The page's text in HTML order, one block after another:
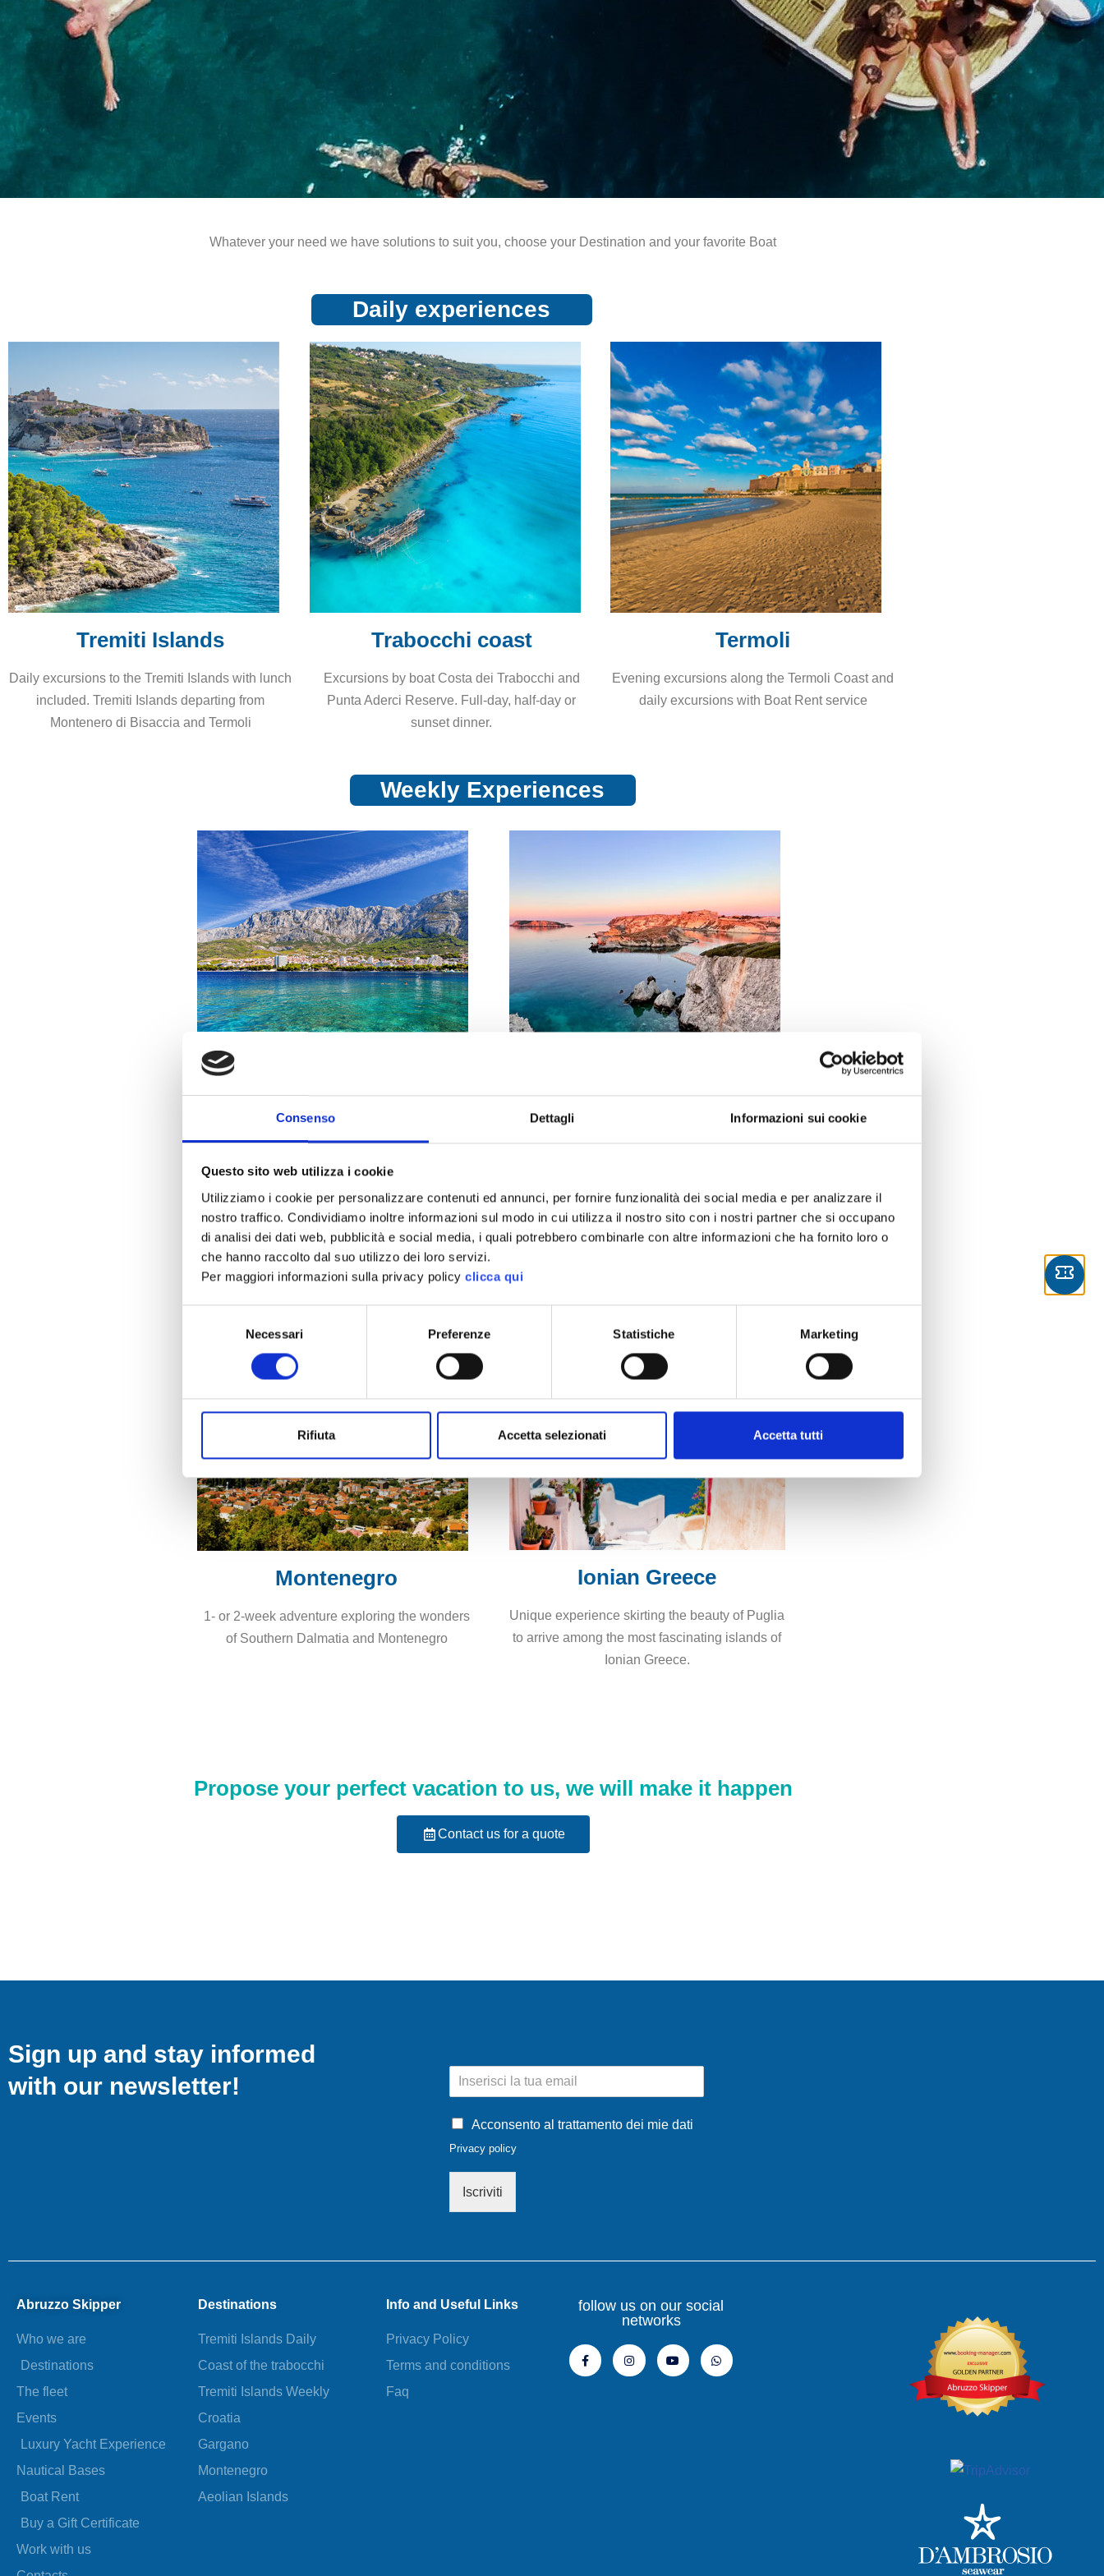
Consenso Dettagli Informazioni sui cookie
Questo sito web utilizza i cookie
Utilizziamo i cookie per personalizzare contenuti ed annunci, per fornire funzionalità dei social media e per analizzare il
nostro traffico. Condividiamo inoltre informazioni sul modo in cui utilizza il nostro sito con i nostri partner che si occupano
di analisi dei dati web, pubblicità e social media, i quali potrebbero combinarle con altre informazioni che ha fornito loro o
che hanno raccolto dal suo utilizzo dei loro servizi.
Per maggiori informazioni sulla privacy policy clicca qui
Necessari Preferenze Statistiche Marketing
Rifiuta Accetta selezionati Accetta tutti
Whatever your need we have solutions to suit you, choose your Destination and your favorite Boat
Daily experiences
Tremiti Islands
Daily excursions to the Tremiti Islands with lunch
included. Tremiti Islands departing from
Montenero di Bisaccia and Termoli
Trabocchi coast
Excursions by boat Costa dei Trabocchi and
Punta Aderci Reserve. Full-day, half-day or
sunset dinner.
Termoli
Evening excursions along the Termoli Coast and
daily excursions with Boat Rent service
Weekly Experiences
Croatia
A week on a boat in Croatia. Discovering the
departing from Italy
Apulia: Gargano and
Tremiti Islands
Islands. Adventure in relaxation.
Montenegro
1- or 2-week adventure exploring the wonders
of Southern Dalmatia and Montenegro
Ionian Greece
Unique experience skirting the beauty of Puglia
to arrive among the most fascinating islands of
Ionian Greece.
Propose your perfect vacation to us, we will make it happen
Contact us for a quote
Sign up and stay informed
with our newsletter!
m
*
Acconsento al trattamento dei mie dati
Privacy policy
Iscriviti
Abruzzo Skipper
Who we are
Destinations
The fleet
Events
Luxury Yacht Experience
Nautical Bases
Boat Rent
Buy a Gift Certificate
Work with us
Destinations
Tremiti Islands Daily
Coast of the trabocchi
Tremiti Islands Weekly
Croatia
Gargano
Montenegro
Aeolian Islands
Info and Useful Links
Privacy Policy
Terms and conditions
Faq
follow us on our social
networks